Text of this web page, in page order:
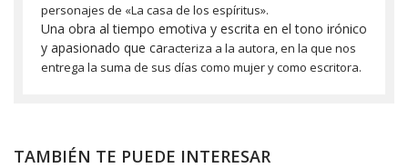
personajes de «La casa de los espíritus».
Una obra al tiempo emotiva y escrita en el tono irónico
y apasionado que caracteriza a la autora, en la que nos
entrega la suma de sus días como mujer y como escritora.
TAMBIÉN TE PUEDE INTERESAR